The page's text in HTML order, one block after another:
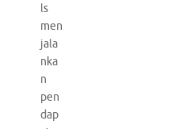
ls
men
jala
nka
n
pen
dap